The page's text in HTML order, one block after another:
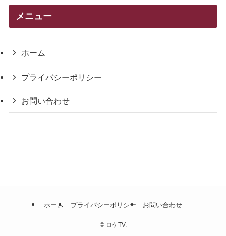
メニュー
ホーム
プライバシーポリシー
お問い合わせ
ホーム プライバシーポリシー お問い合わせ
©ロケTV.